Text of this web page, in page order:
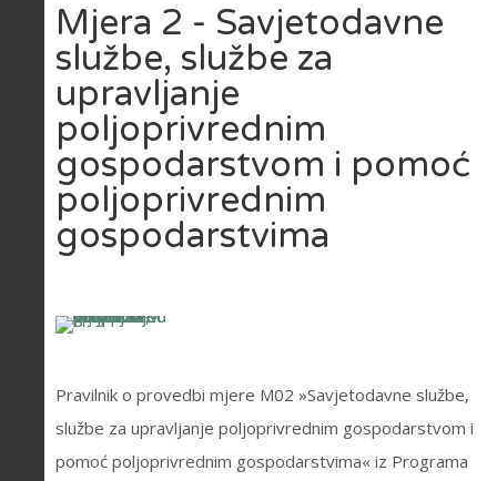
Mjera 2 - Savjetodavne
službe, službe za
upravljanje
poljoprivrednim
gospodarstvom i pomoć
poljoprivrednim
gospodarstvima
Pravilnik o provedbi mjere M02 »Savjetodavne službe,
službe za upravljanje poljoprivrednim gospodarstvom i
pomoć poljoprivrednim gospodarstvima« iz Programa